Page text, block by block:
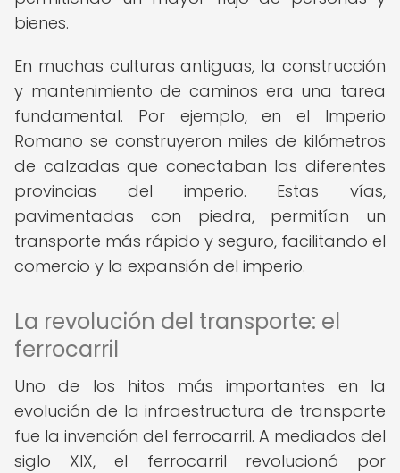
bienes.
En muchas culturas antiguas, la construcción
y mantenimiento de caminos era una tarea
fundamental. Por ejemplo, en el Imperio
Romano se construyeron miles de kilómetros
de calzadas que conectaban las diferentes
provincias del imperio. Estas vías,
pavimentadas con piedra, permitían un
transporte más rápido y seguro, facilitando el
comercio y la expansión del imperio.
La revolución del transporte: el
ferrocarril
Uno de los hitos más importantes en la
evolución de la infraestructura de transporte
fue la invención del ferrocarril. A mediados del
siglo XIX, el ferrocarril revolucionó por